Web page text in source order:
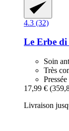
4.3 (32)
Le Erbe di
Soin
Très
17,99 €
Livraison